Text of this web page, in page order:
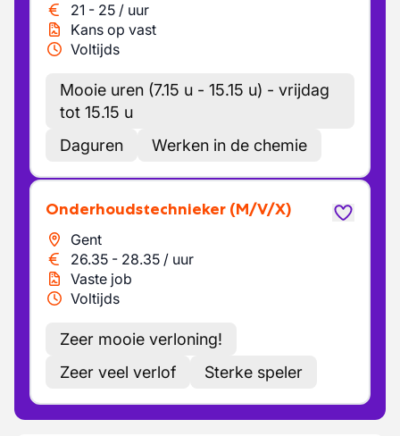
21 - 25 / uur
Kans op vast
Voltijds
Mooie uren (7.15 u - 15.15 u) - vrijdag
tot 15.15 u
Daguren
Werken in de chemie
Onderhoudstechnieker (M/V/X)
Gent
26.35 - 28.35 / uur
Vaste job
Voltijds
Zeer mooie verloning!
Zeer veel verlof
Sterke speler